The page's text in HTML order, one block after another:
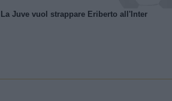
La Juve vuol strappare Eriberto all'Inter